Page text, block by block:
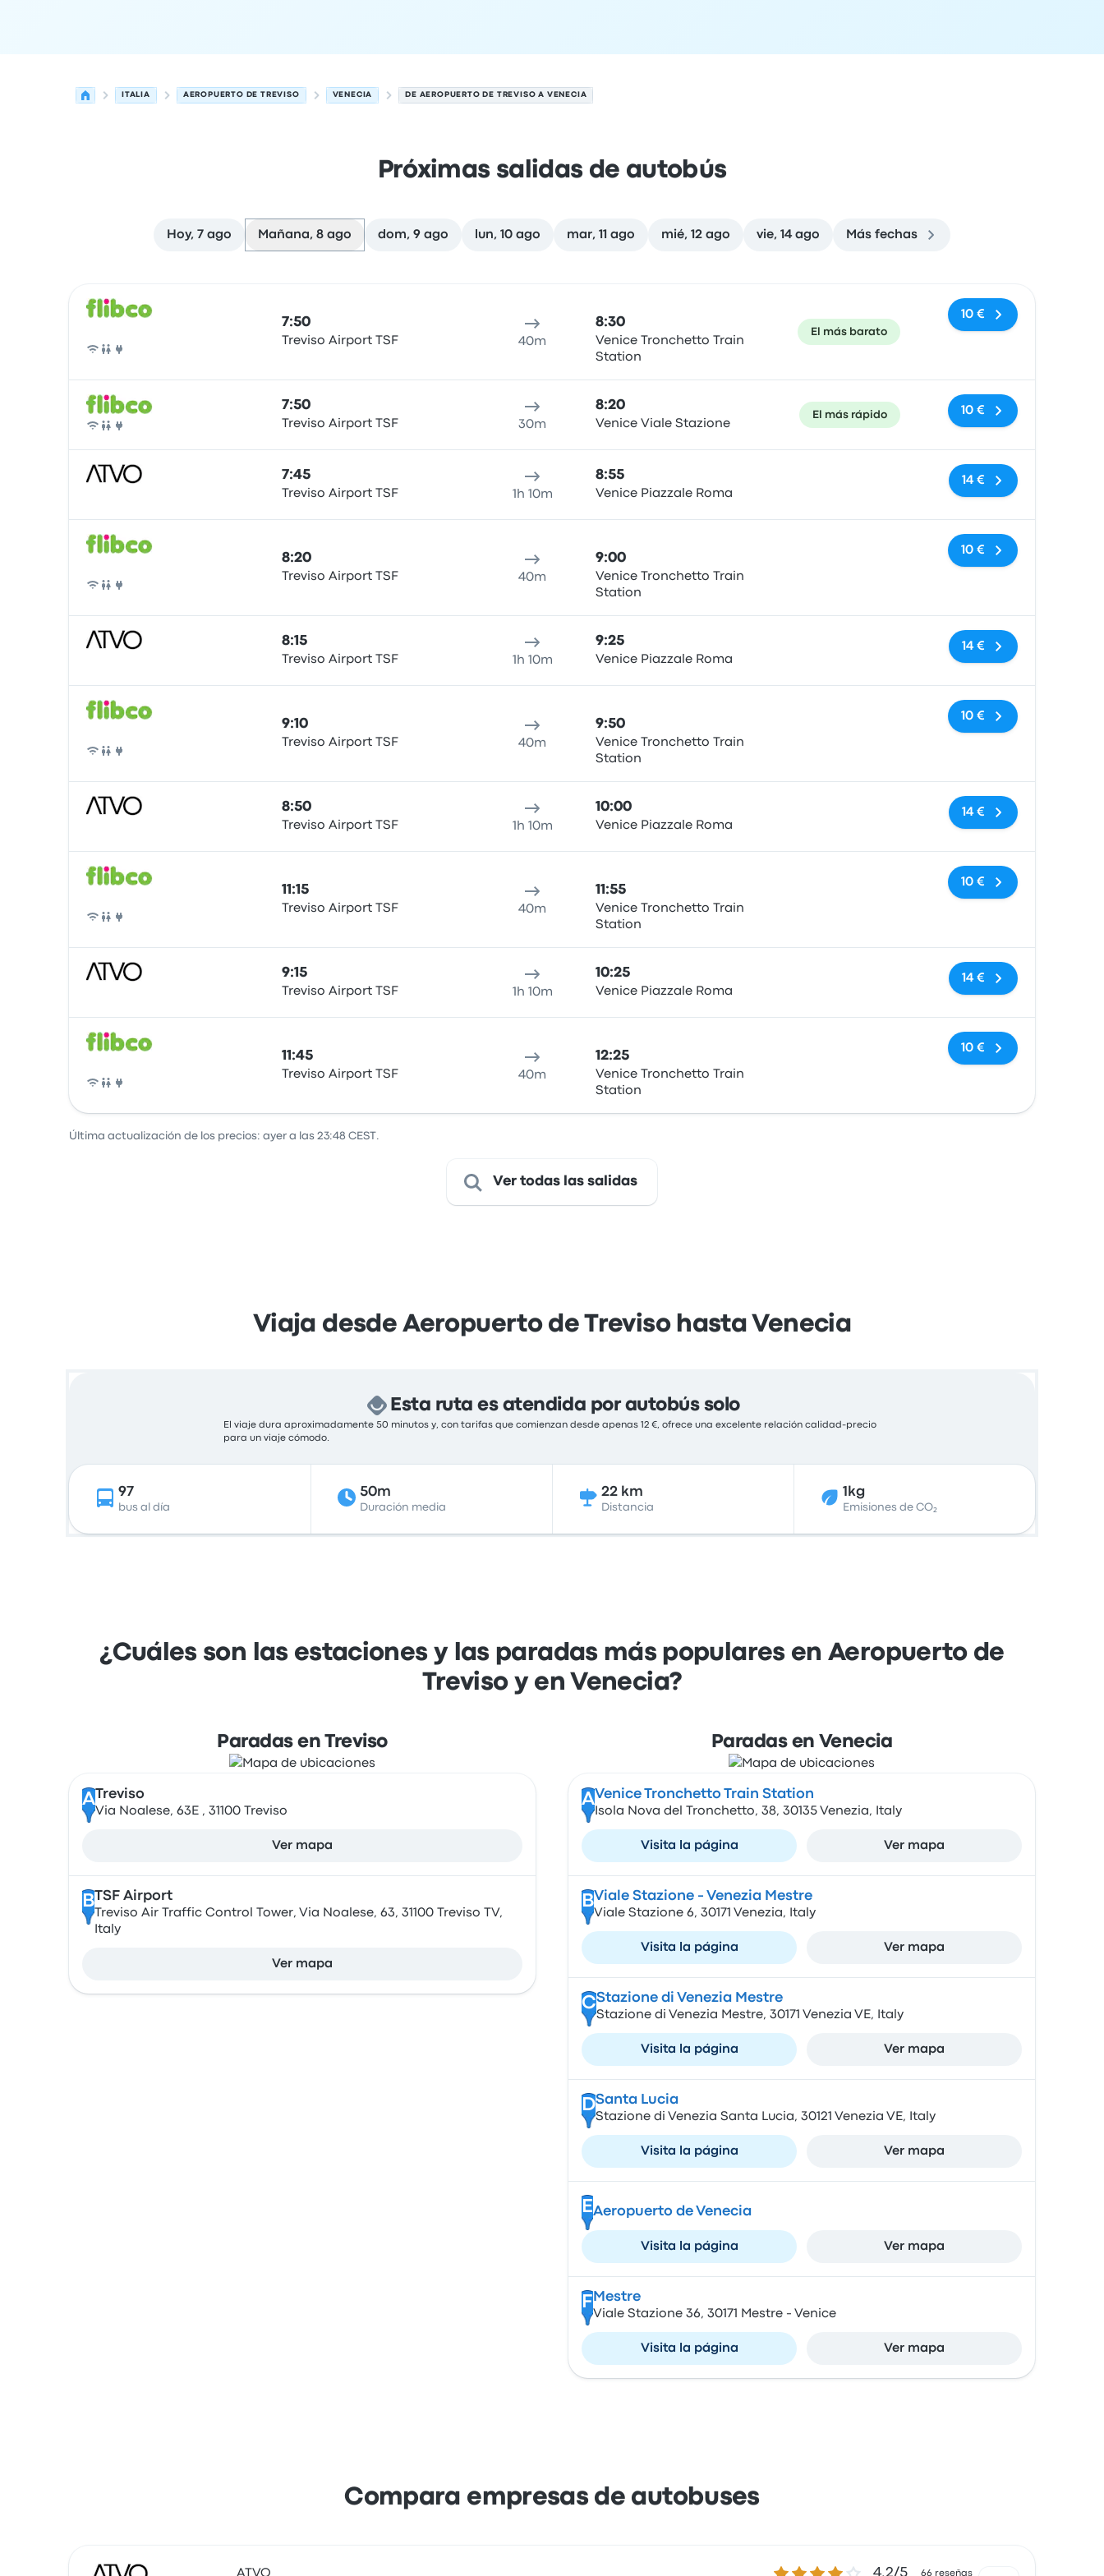
ITALIA AEROPUERTO DE TREVISO VENECIA DE AEROPUERTO DE TREVISO A VENECIA
Próximas salidas de autobús
Hoy, 7 ago Mañana, 8 ago dom, 9 ago lun, 10 ago mar, 11 ago mié, 12 ago vie, 14 ago Más fechas
Autobús
7:50
Treviso Airport TSF 40m
8:30
Venice Tronchetto Train
Station
El más barato
10 €
Autobús
7:50
Treviso Airport TSF 30m
8:20
Venice Viale Stazione
El más rápido 10 €
7:45
Treviso Airport TSF 1h 10m
8:55
Venice Piazzale Roma
Sin etiquetas
14 €
Autobús
8:20
Treviso Airport TSF 40m
9:00
Venice Tronchetto Train
Station
Sin etiquetas
10 €
8:15
Treviso Airport TSF 1h 10m
9:25
Venice Piazzale Roma
Sin etiquetas
14 €
Autobús
9:10
Treviso Airport TSF 40m
9:50
Venice Tronchetto Train
Station
Sin etiquetas
10 €
8:50
Treviso Airport TSF 1h 10m
10:00
Venice Piazzale Roma
Sin etiquetas
14 €
Autobús
11:15
Treviso Airport TSF 40m
11:55
Venice Tronchetto Train
Station
Sin etiquetas
10 €
9:15
Treviso Airport TSF 1h 10m
10:25
Venice Piazzale Roma
Sin etiquetas
14 €
Autobús
11:45
Treviso Airport TSF 40m
12:25
Venice Tronchetto Train
Station
Sin etiquetas
10 €
Última actualización de los precios: ayer a las 23:48 CEST.
Ver todas las salidas
Viaja desde Aeropuerto de Treviso hasta Venecia
Esta ruta es atendida por autobús solo
El viaje dura aproximadamente 50 minutos y, con tarifas que comienzan desde apenas 12 €, ofrece una excelente relación calidad-precio
para un viaje cómodo.
97
bus al día
50m
Duración media
22 km
Distancia
1kg
Emisiones de CO₂
¿Cuáles son las estaciones y las paradas más populares en Aeropuerto de
Treviso y en Venecia?
Paradas en Treviso
A Treviso
Via Noalese, 63E , 31100 Treviso
Ver mapa
B TSF Airport
Treviso Air Traffic Control Tower, Via Noalese, 63, 31100 Treviso TV,
Italy
Ver mapa
Paradas en Venecia
AVenice Tronchetto Train Station
Isola Nova del Tronchetto, 38, 30135 Venezia, Italy
Visita la página Ver mapa
BViale Stazione - Venezia Mestre
Viale Stazione 6, 30171 Venezia, Italy
Visita la página Ver mapa
CStazione di Venezia Mestre
Stazione di Venezia Mestre, 30171 Venezia VE, Italy
Visita la página Ver mapa
DSanta Lucia
Stazione di Venezia Santa Lucia, 30121 Venezia VE, Italy
Visita la página Ver mapa
EAeropuerto de Venecia
Visita la página Ver mapa
F Mestre
Viale Stazione 36, 30171 Mestre - Venice
Visita la página Ver mapa
Compara empresas de autobuses
ATVO 4.2 sobre 5 estrellas
4.2/5 66 reseñas